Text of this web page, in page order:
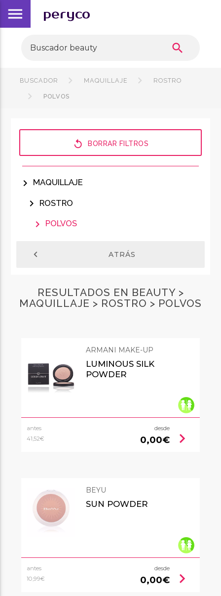
menu peryco
search
BUSCADOR MAQUILLAJE ROSTRO
POLVOS
replay BORRAR FILTROS
chevron_right MAQUILLAJE
chevron_right ROSTRO
chevron_right POLVOS
chevron_left ATRÁS
RESULTADOS EN BEAUTY >
MAQUILLAJE > ROSTRO > POLVOS
ARMANI MAKE-UP
LUMINOUS SILK
POWDER
antes
41,52€
desde
0,00€ chevron_right
BEYU
SUN POWDER
antes
10,99€
desde
0,00€ chevron_right